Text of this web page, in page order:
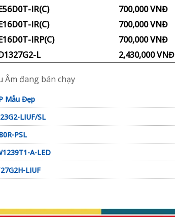
IR(C)
700,000 VNĐ
IR(C)
700,000 VNĐ
IRP(C)
700,000 VNĐ
L
2,430,000 VNĐ
Âm đang bán chạy
Mẫu Đẹp
LIUF/SL
PSL
A-LED
LIUF